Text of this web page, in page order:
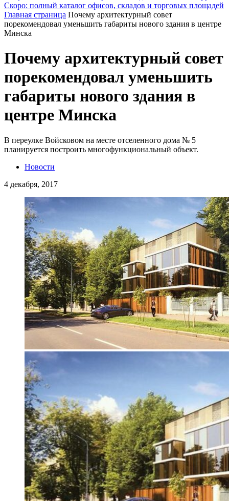
Скоро: полный каталог офисов, складов и торговых площадей
Главная страница Почему архитектурный совет
порекомендовал уменьшить габариты нового здания в центре
Минска
Почему архитектурный совет
порекомендовал уменьшить
габариты нового здания в
центре Минска
В переулке Войсковом на месте отселенного дома № 5
планируется построить многофункциональный объект.
Новости
4 декабря, 2017